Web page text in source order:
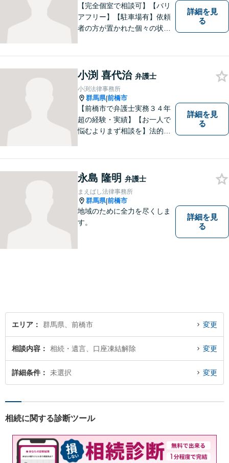
【完全個室で相談可】【バリ
アフリー】【駐車場有】依頼
者の方が置かれた個々の状況
士、税理士等他の専門職と連
携し、最善の方法で解決する
ことを目指します。
詳細を見
る
小渕 喜代治 弁護士
小渕法律事務所
群馬県|前橋市
【前橋市で弁護士実務３４年
超の経験・実績】【お一人で
悩むよりまず相談を】法的ト
のお手伝いをします。
詳細を見
る
永島 隆明 弁護士
まえばし法律事務所
群馬県|前橋市
地域のために全力を尽くしま
す。
詳細を見
る
エリア 群馬県、前橋市 変更
相談内容 相続・遺言、口座凍結解除 変更
詳細条件 未選択 変更
相続に関する診断ツール